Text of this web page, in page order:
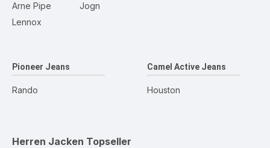
Arne Pipe
Lennox
Jogn
Pioneer Jeans
Rando
Camel Active Jeans
Houston
Herren Jacken Topseller